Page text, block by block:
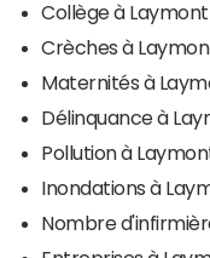
Collège à Laymont
Crèches à
Maternités à
Délinquance à
Pollution à
Inondations à
Nombre